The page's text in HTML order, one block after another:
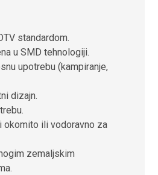
standardom.
u SMD tehnologiji.
upotrebu (kampiranje,
dizajn.
okomito ili vodoravno za
zemaljskim
.